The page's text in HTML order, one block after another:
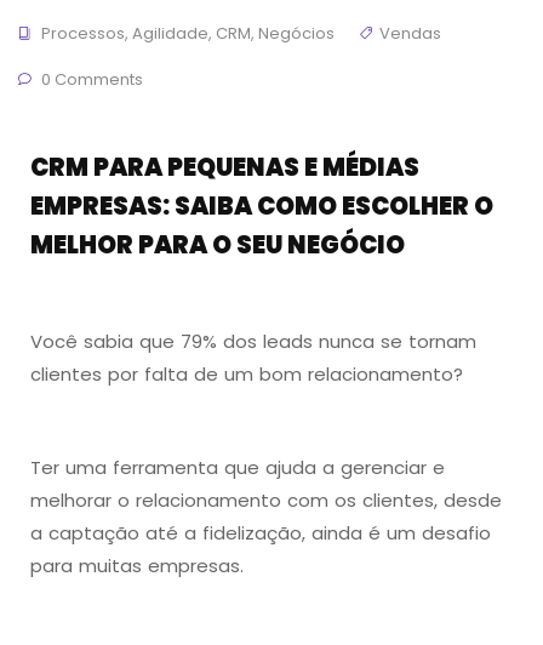
Processos, Agilidade, CRM, Negócios
Vendas
0 Comments
CRM PARA PEQUENAS E MÉDIAS
EMPRESAS: SAIBA COMO ESCOLHER O
MELHOR PARA O SEU NEGÓCIO
Você sabia que 79% dos leads nunca se tornam
clientes por falta de um bom relacionamento?
Ter uma ferramenta que ajuda a gerenciar e
melhorar o relacionamento com os clientes, desde
a captação até a fidelização, ainda é um desafio
para muitas empresas.